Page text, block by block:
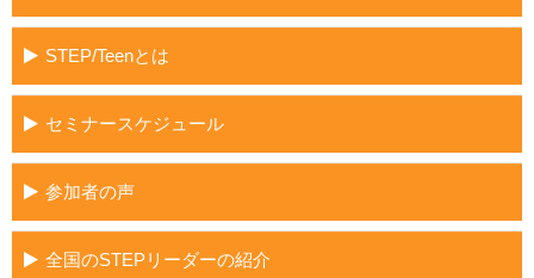
STEP/Teenとは
セミナースケジュール
参加者の声
全国のSTEPリーダーの紹介